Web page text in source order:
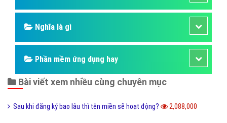
Nghĩa là gì
Phần mềm ứng dụng hay
Bài viết xem nhiều cùng chuyên mục
Sau khi đăng ký bao lâu thì tên miền sẽ hoạt động? 2,088,000